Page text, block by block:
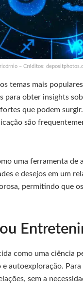
– Créditos:
temas mais
para obter insights
que podem
são
uma ferramenta de
e desejos em um
permitindo que
como uma ciência
autoexploração.
sem a